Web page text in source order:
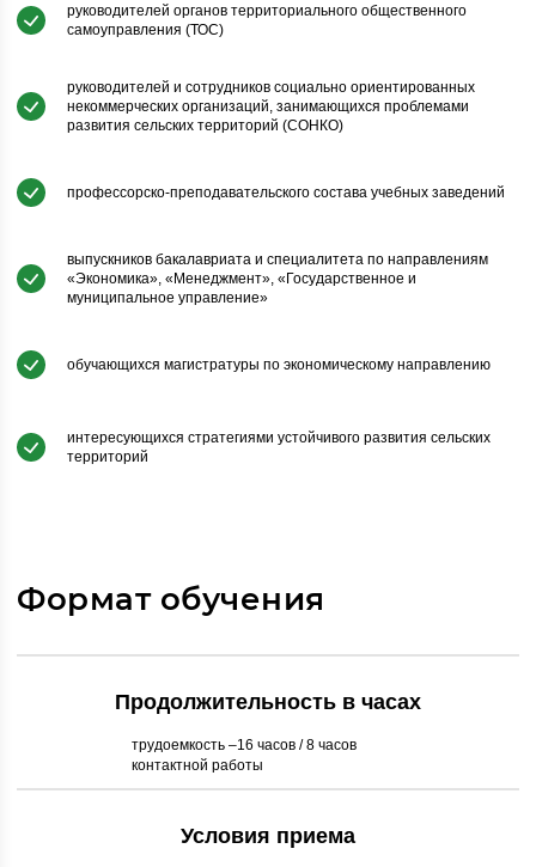
руководителей органов территориального общественного
самоуправления (ТОС)
руководителей и сотрудников социально ориентированных
некоммерческих организаций, занимающихся проблемами
развития сельских территорий (СОНКО)
профессорско-преподавательского состава учебных заведений
выпускников бакалавриата и специалитета по направлениям
«Экономика», «Менеджмент», «Государственное и
муниципальное управление»
обучающихся магистратуры по экономическому направлению
интересующихся стратегиями устойчивого развития сельских
территорий
Формат обучения
Продолжительность в часах
трудоемкость –16 часов / 8 часов
контактной работы
Условия приема